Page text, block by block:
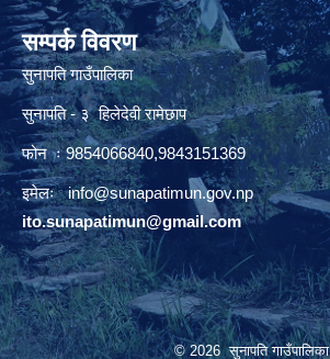
सम्पर्क विवरण
सुनापति गाउँपालिका
सुनापति - ३ हिलेदेवी रामेछाप
फोन ः 9854066840,9843151369
इमेलः info@sunapatimun.gov.np
ito.sunapatimun@gmail.com
© 2026 सुनापति गाउँपालिका